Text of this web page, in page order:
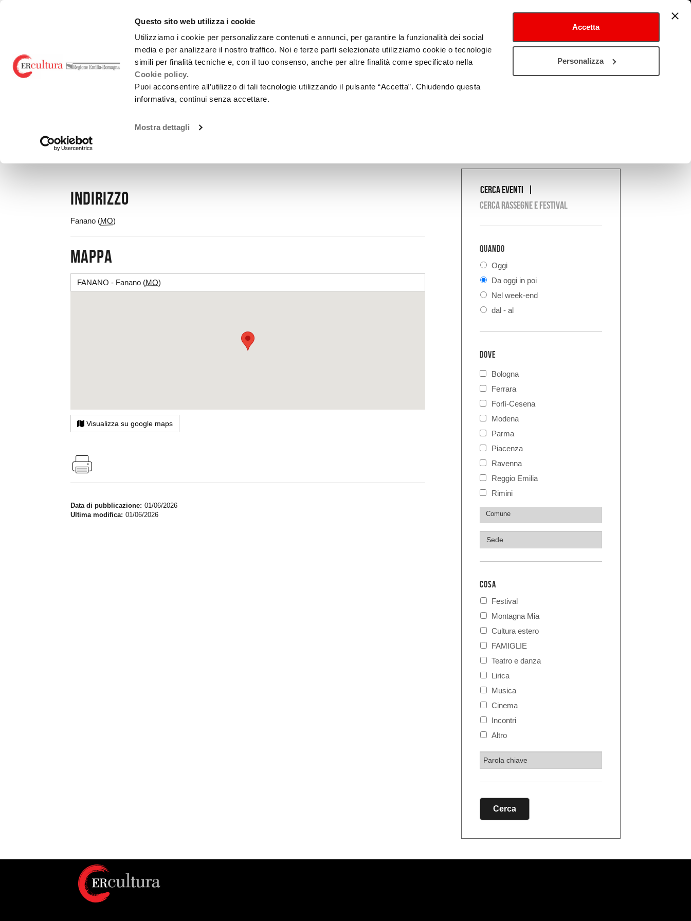
Questo sito web utilizza i cookie
Utilizziamo i cookie per personalizzare contenuti e annunci, per garantire la funzionalità dei social
media e per analizzare il nostro traffico. Noi e terze parti selezionate utilizziamo cookie o tecnologie
simili per finalità tecniche e, con il tuo consenso, anche per altre finalità come specificato nella
Cookie policy.
Puoi acconsentire all’utilizzo di tali tecnologie utilizzando il pulsante “Accetta”. Chiudendo questa
informativa, continui senza accettare.
Mostra dettagli
Accetta
Personalizza
Torna
Cerca
Salta
Salta
emiliaromagnacultura/cartellone
Teatro e danza Lirica Musica Cinema Festival Cultura estero
cura
Cultura
Paesaggio
FANANO
Indirizzo
Fanano (MO)
Mappa
FANANO - Fanano (MO)
Visualizza su google maps
Data di pubblicazione
01/06/2026
Ultima modifica
01/06/2026
COSA
Cerca eventi
Cerca rassegne e festival
QUANDO
Oggi
Da oggi in poi
Nel week-end
dal - al
DOVE
Bologna
Ferrara
Forlì-Cesena
Modena
Parma
Piacenza
Ravenna
Reggio Emilia
Rimini
COSA
Festival
Montagna Mia
Cultura estero
FAMIGLIE
Teatro e danza
Lirica
Musica
Cinema
Incontri
Altro
Cerca